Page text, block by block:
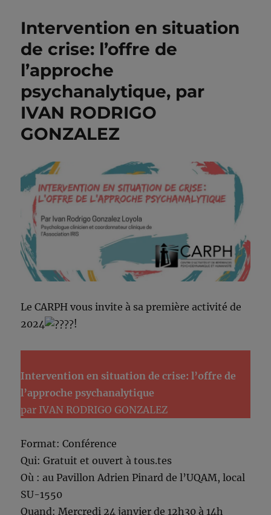
Intervention en situation
de crise: l’offre de
l’approche
psychanalytique, par
IVAN RODRIGO
GONZALEZ
Le CARPH vous invite à sa première activité de
2024
!
Intervention en situation de crise: l’offre de
l’approche psychanalytique
par IVAN RODRIGO GONZALEZ
Format: Conférence
Qui: Gratuit et ouvert à tous.tes
Où : au Pavillon Adrien Pinard de l’UQAM, local
SU-1550
Quand: Mercredi 24 janvier de 12h30 à 14h